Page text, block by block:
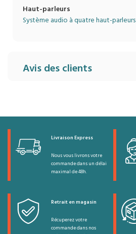
Haut-parleurs
Système audio à quatre haut-parleurs
Avis des clients
Livraison Express
Nous vous livrons votre
commande dans un délai
maximal de 48h.
Retrait en magasin
Récuperez votre
commande dans nos